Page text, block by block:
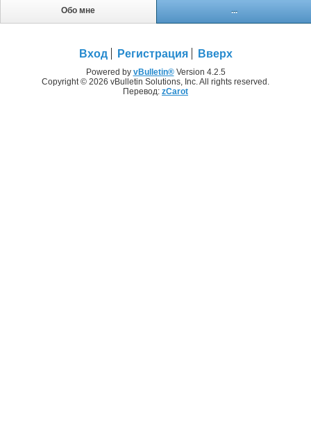
Обо мне ...
Вход Регистрация Вверх
Powered by vBulletin®Version 4.2.5
Copyright © 2026 vBulletin Solutions, Inc. All rights reserved.
Перевод: zCarot